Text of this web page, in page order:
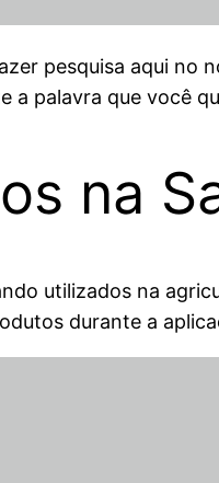
pesquisa aqui no
a palavra que você
na
utilizados na
durante a